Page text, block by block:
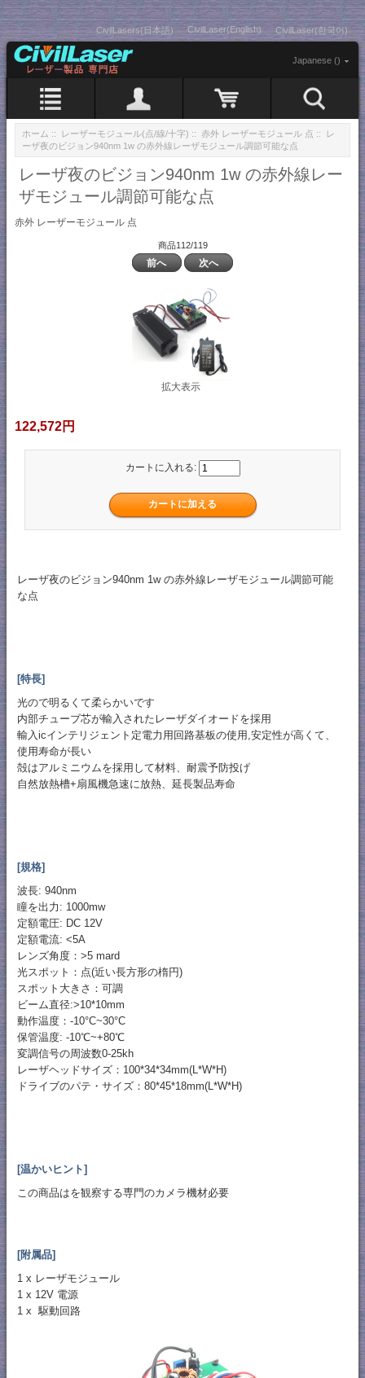
CivilLasers(日本語) CivilLaser(English) CivilLaser(한국어)
Japanese ()
ホーム :: レーザーモジュール(点/線/十字) :: 赤外 レーザーモジュール 点 :: レ
ーザ夜のビジョン940nm 1w の赤外線レーザモジュール調節可能な点
レーザ夜のビジョン940nm 1w の赤外線レー
ザモジュール調節可能な点
赤外 レーザーモジュール 点
商品112/119
前へ 次へ
拡大表示
122,572円
カートに入れる:
レーザ夜のビジョン940nm 1w の赤外線レーザモジュール調節可能
な点
[特長]
光ので明るくて柔らかいです
内部チューブ芯が輸入されたレーザダイオードを採用
輸入icインテリジェント定電力用回路基板の使用,安定性が高くて、
使用寿命が長い
殻はアルミニウムを採用して材料、耐震予防投げ
自然放熱槽+扇風機急速に放熱、延長製品寿命
[規格]
波長: 940nm
瞳を出力: 1000mw
定額電圧: DC 12V
定額電流: <5A
レンズ角度：>5 mard
光スポット：点(近い長方形の楕円)
スポット大きさ：可調
ビーム直径:>10*10mm
動作温度：-10°C~30°C
保管温度: -10℃~+80℃
変調信号の周波数0-25kh
レーザヘッドサイズ：100*34*34mm(L*W*H)
ドライブのパテ・サイズ：80*45*18mm(L*W*H)
[温かいヒント]
この商品はを観察する専門のカメラ機材必要
[附属品]
1 x レーザモジュール
1 x 12V 電源
1 x 駆動回路